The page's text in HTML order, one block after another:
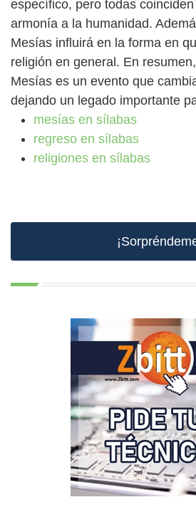
específico, pero todas
armonía a la humanidad.
Mesías influirá en la forma en
religión en general. En
Mesías es un evento que
dejando un legado importante
mesías en sílabas
regreso en sílabas
religiones en sílabas